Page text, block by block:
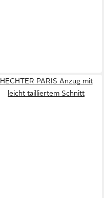
HECHTER PARIS Anzug mit
leicht tailliertem Schnitt